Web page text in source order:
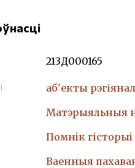
213Д000165
аб'екты
Матэрыяльныя
Помнiк гiсторыi
Ваенныя